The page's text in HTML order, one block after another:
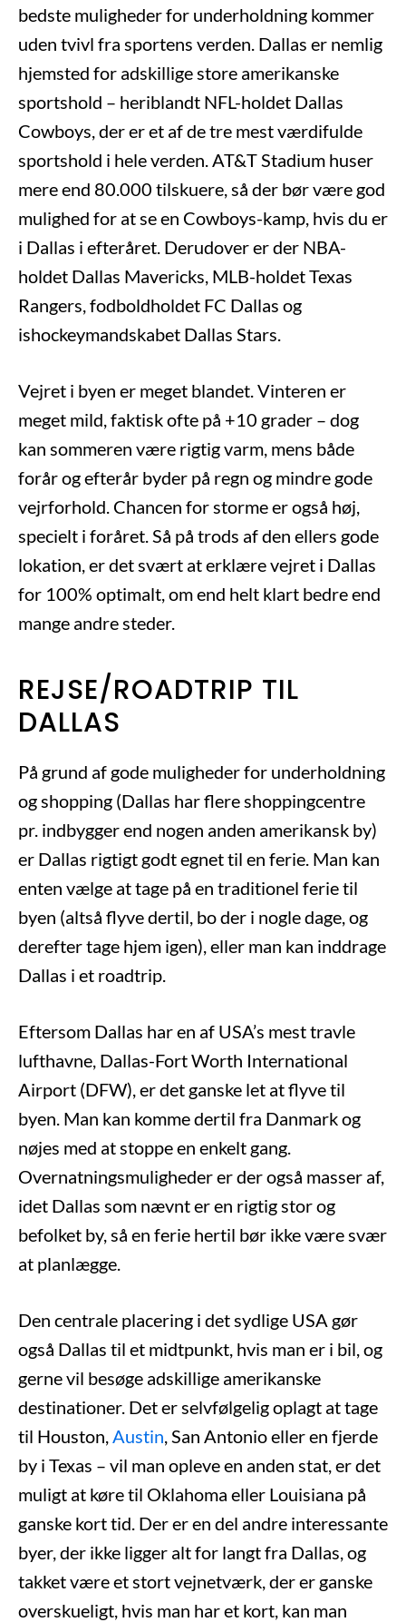
bedste muligheder for underholdning kommer
uden tvivl fra sportens verden. Dallas er nemlig
hjemsted for adskillige store amerikanske
sportshold – heriblandt NFL-holdet Dallas
Cowboys, der er et af de tre mest værdifulde
sportshold i hele verden. AT&T Stadium huser
mere end 80.000 tilskuere, så der bør være god
mulighed for at se en Cowboys-kamp, hvis du er
i Dallas i efteråret. Derudover er der NBA-
holdet Dallas Mavericks, MLB-holdet Texas
Rangers, fodboldholdet FC Dallas og
ishockeymandskabet Dallas Stars.
Vejret i byen er meget blandet. Vinteren er
meget mild, faktisk ofte på +10 grader – dog
kan sommeren være rigtig varm, mens både
forår og efterår byder på regn og mindre gode
vejrforhold. Chancen for storme er også høj,
specielt i foråret. Så på trods af den ellers gode
lokation, er det svært at erklære vejret i Dallas
for 100% optimalt, om end helt klart bedre end
mange andre steder.
REJSE/ROADTRIP TIL
DALLAS
På grund af gode muligheder for underholdning
og shopping (Dallas har flere shoppingcentre
pr. indbygger end nogen anden amerikansk by)
er Dallas rigtigt godt egnet til en ferie. Man kan
enten vælge at tage på en traditionel ferie til
byen (altså flyve dertil, bo der i nogle dage, og
derefter tage hjem igen), eller man kan inddrage
Dallas i et roadtrip.
Eftersom Dallas har en af USA’s mest travle
lufthavne, Dallas-Fort Worth International
Airport (DFW), er det ganske let at flyve til
byen. Man kan komme dertil fra Danmark og
nøjes med at stoppe en enkelt gang.
Overnatningsmuligheder er der også masser af,
idet Dallas som nævnt er en rigtig stor og
befolket by, så en ferie hertil bør ikke være svær
at planlægge.
Den centrale placering i det sydlige USA gør
også Dallas til et midtpunkt, hvis man er i bil, og
gerne vil besøge adskillige amerikanske
destinationer. Det er selvfølgelig oplagt at tage
til Houston,Austin, San Antonio eller en fjerde
by i Texas – vil man opleve en anden stat, er det
muligt at køre til Oklahoma eller Louisiana på
ganske kort tid. Der er en del andre interessante
byer, der ikke ligger alt for langt fra Dallas, og
takket være et stort vejnetværk, der er ganske
overskueligt, hvis man har et kort, kan man